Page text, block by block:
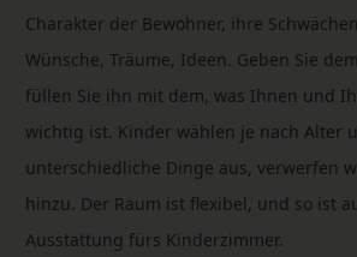
Charakter der Bewohner, ihre
Wünsche, Träume, Ideen. Geben Sie
füllen Sie ihn mit dem, was Ihnen und
wichtig ist. Kinder wählen je nach Alter
unterschiedliche Dinge aus, verwerfen
hinzu. Der Raum ist flexibel, und so ist
Ausstattung fürs Kinderzimmer.